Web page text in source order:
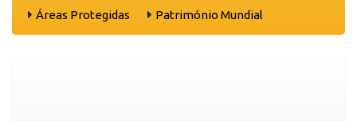
Áreas Protegidas Património Mundial